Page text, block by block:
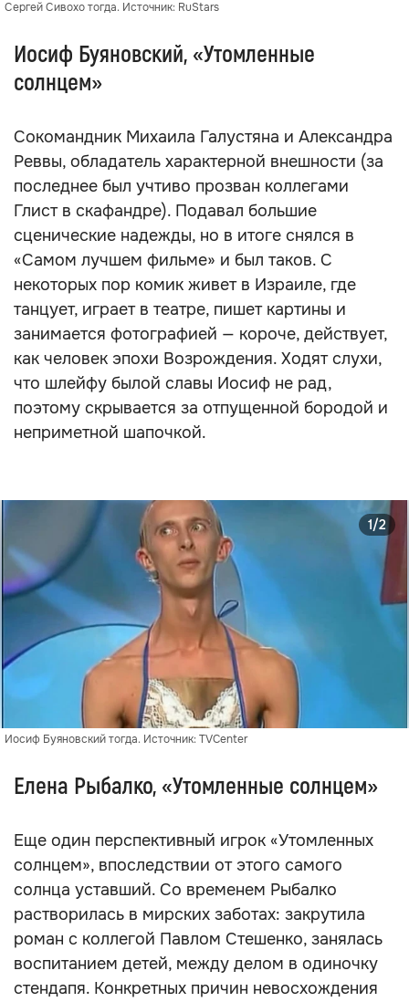
Сергей Сивохо тогда. Источник: RuStars
Иосиф Буяновский, «Утомленные
солнцем»
Сокомандник Михаила Галустяна и Александра
Реввы, обладатель характерной внешности (за
последнее был учтиво прозван коллегами
Глист в скафандре). Подавал большие
сценические надежды, но в итоге снялся в
«Самом лучшем фильме» и был таков. С
некоторых пор комик живет в Израиле, где
танцует, играет в театре, пишет картины и
занимается фотографией — короче, действует,
как человек эпохи Возрождения. Ходят слухи,
что шлейфу былой славы Иосиф не рад,
поэтому скрывается за отпущенной бородой и
неприметной шапочкой.
Иосиф Буяновский тогда. Источник: TVCenter
1/2
Елена Рыбалко, «Утомленные солнцем»
Еще один перспективный игрок «Утомленных
солнцем», впоследствии от этого самого
солнца уставший. Со временем Рыбалко
растворилась в мирских заботах: закрутила
роман с коллегой Павлом Стешенко, занялась
воспитанием детей, между делом в одиночку
стендапя. Конкретных причин невосхождения